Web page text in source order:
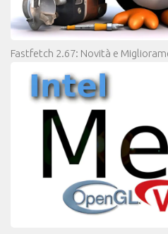
Fastfetch 2.67: Novità e